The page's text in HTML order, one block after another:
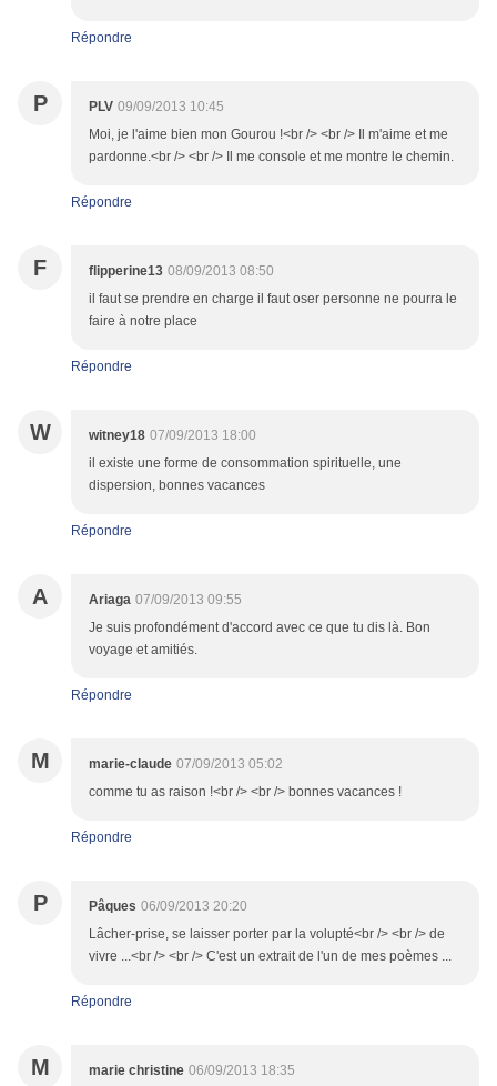
Répondre
P PLV 09/09/2013 10:45
Moi, je l'aime bien mon Gourou !<br /> <br /> Il m'aime et me
pardonne.<br /> <br /> Il me console et me montre le chemin.
Répondre
F flipperine13 08/09/2013 08:50
il faut se prendre en charge il faut oser personne ne pourra le
faire à notre place
Répondre
W witney18 07/09/2013 18:00
il existe une forme de consommation spirituelle, une
dispersion, bonnes vacances
Répondre
A Ariaga 07/09/2013 09:55
Je suis profondément d'accord avec ce que tu dis là. Bon
voyage et amitiés.
Répondre
M marie-claude 07/09/2013 05:02
comme tu as raison !<br /> <br /> bonnes vacances !
Répondre
P Pâques 06/09/2013 20:20
Lâcher-prise, se laisser porter par la volupté<br /> <br /> de
vivre ...<br /> <br /> C'est un extrait de l'un de mes poèmes ...
Répondre
M marie christine 06/09/2013 18:35